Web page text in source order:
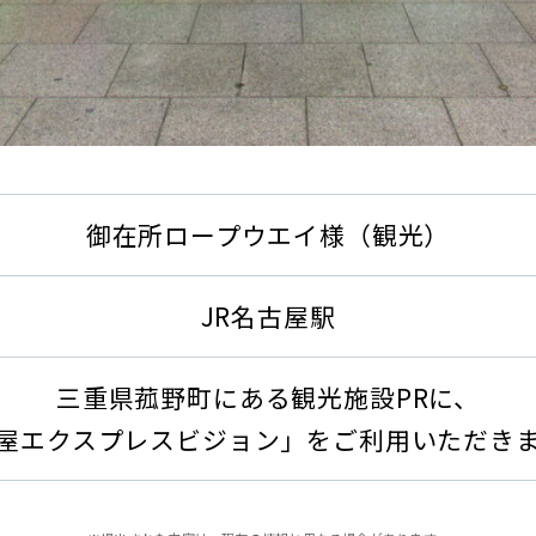
御在所ロープウエイ様（観光）
JR名古屋駅
三重県菰野町にある観光施設PRに、
エクスプレスビジョン」をご利用いただき